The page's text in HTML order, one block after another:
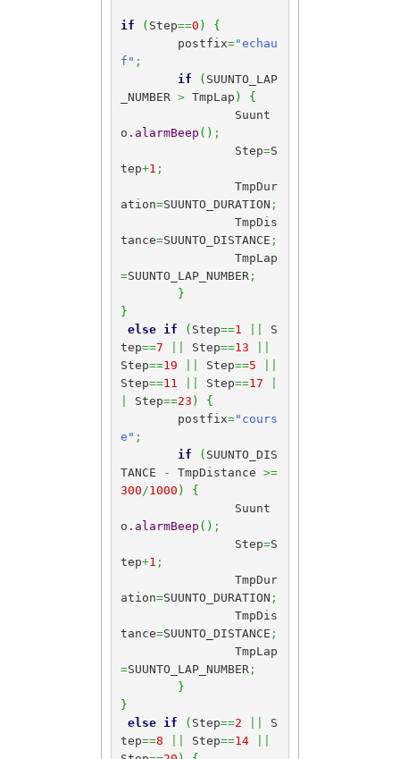
if ( Step==0 )
{
	postfix
="echau
f" ;
if
( SUUNTO_LAP
_NUMBER > TmpLap )
{
o. alarmBeep ( ) ;
		Step
=S
tep+1 ;
ation=SUUNTO_DURATION ;
tance=SUUNTO_DISTANCE ;
		TmpLap
=SUUNTO_LAP_NUMBER ;
}
}
else
if ( Step==1
S
tep==7 Step==13
Step==19 Step==5
Step==11 Step==17
Step==23 )
{
	postfix
="cours
e" ;
if
( SUUNTO_DIS
TANCE
- TmpDistance >=
300 /1000 )
{
o. alarmBeep ( ) ;
		Step
=S
tep+1 ;
ation=SUUNTO_DURATION ;
tance=SUUNTO_DISTANCE ;
		TmpLap
=SUUNTO_LAP_NUMBER ;
}
}
else
if ( Step==2
S
tep==8 Step==14